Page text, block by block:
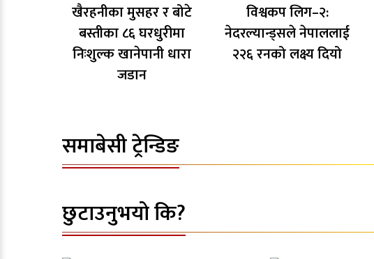
खैरहनीका मुसहर र बोटे
बस्तीका ८६ घरधुरीमा
निःशुल्क खानेपानी धारा
जडान
विश्वकप लिग–२:
नेदरल्यान्ड्सले नेपाललाई
२२६ रनको लक्ष्य दियो
समाबेसी ट्रेन्डिङ
छुटाउनुभयो कि?